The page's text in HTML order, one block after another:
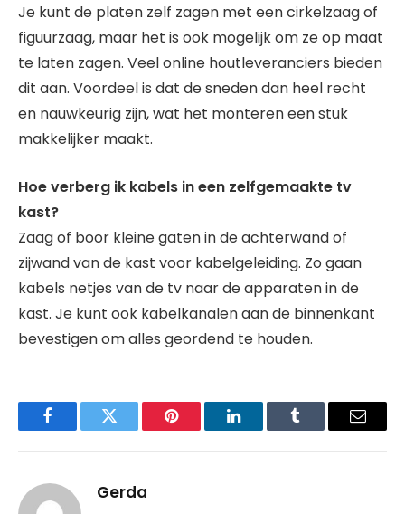
Je kunt de platen zelf zagen met een cirkelzaag of
figuurzaag, maar het is ook mogelijk om ze op maat
te laten zagen. Veel online houtleveranciers bieden
dit aan. Voordeel is dat de sneden dan heel recht
en nauwkeurig zijn, wat het monteren een stuk
makkelijker maakt.
Hoe verberg ik kabels in een zelfgemaakte tv
kast?
Zaag of boor kleine gaten in de achterwand of
zijwand van de kast voor kabelgeleiding. Zo gaan
kabels netjes van de tv naar de apparaten in de
kast. Je kunt ook kabelkanalen aan de binnenkant
bevestigen om alles geordend te houden.
FacebookTwitter Pinterest LinkedInTumblr Email
Gerda